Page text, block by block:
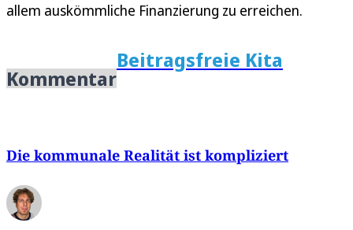
allem auskömmliche Finanzierung zu erreichen.
Kommentar
Beitragsfreie Kita
Die kommunale Realität ist kompliziert